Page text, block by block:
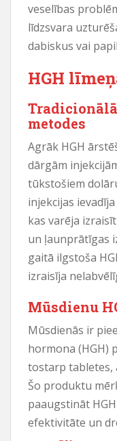
veselības
līdzsvara
dabiskus vai
HGH
metodes
Agrāk HGH
dārgām
tūkstošiem
injekcijas
kas varēja
un ļaunprātīgas
gaitā ilgstoša
izraisīja
Mūsdienu
Mūsdienās ir
hormona (HGH)
tostarp tabletes,
Šo produktu
paaugstināt
efektivitāte un